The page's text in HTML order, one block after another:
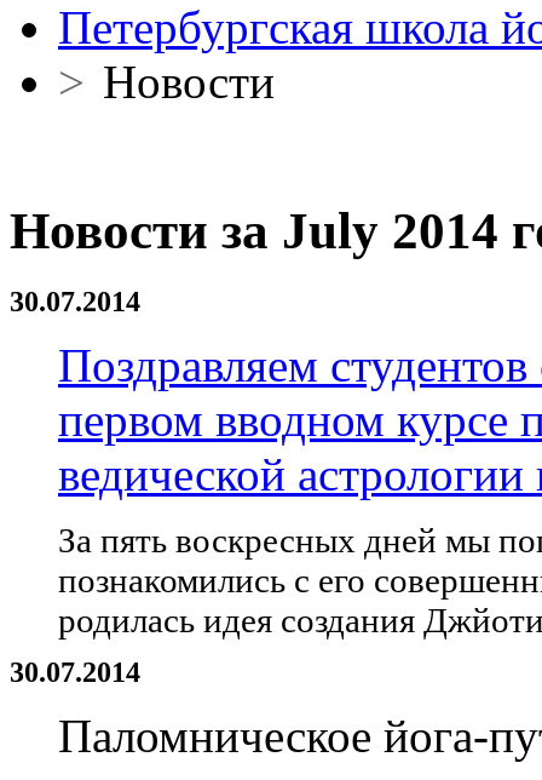
Петербургская школа
> Новости
Новости за July 2014
30.07.2014
Поздравляем
первом вводном
ведической
За пять воскресных дней мы
познакомились с его
родилась идея создания
30.07.2014
Паломническое йога-